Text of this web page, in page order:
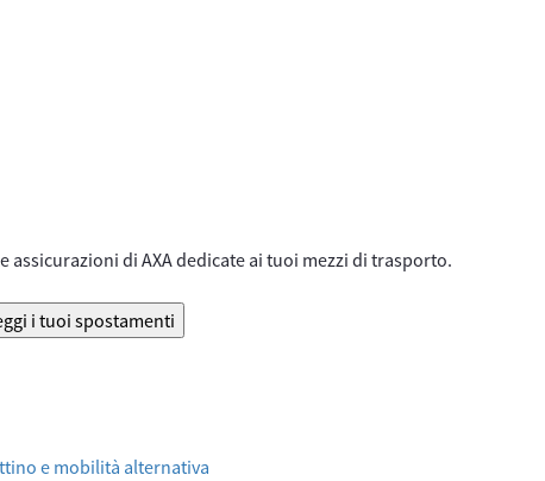
assicurazioni di AXA dedicate ai tuoi mezzi di trasporto.
i tuoi spostamenti
e mobilità alternativa